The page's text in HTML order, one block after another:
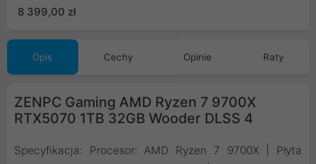
Flow ARGB
8 399,00 zł
Opis Cechy Opinie Raty
ZENPC Gaming AMD Ryzen 7 9700X
RTX5070 1TB 32GB Wooder DLSS 4
Specyfikacja: Procesor: AMD Ryzen 7 9700X | Płyta